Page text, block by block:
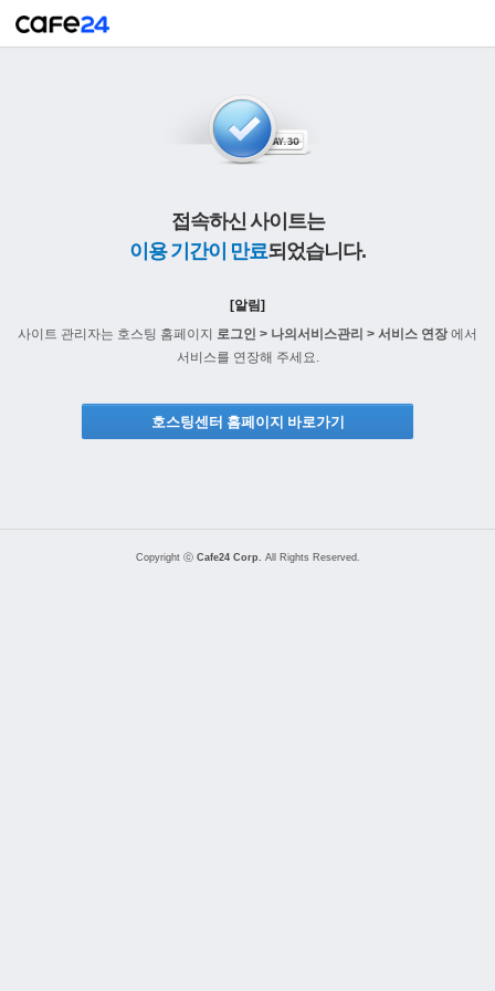
접속하신 사이트는
이용 기간이 만료되었습니다.
[알림]
사이트 관리자는 호스팅 홈페이지 로그인 > 나의서비스관리 > 서비스 연장에서
서비스를 연장해 주세요.
호스팅센터 홈페이지 바로가기
Copyright ⓒ Cafe24 Corp. All Rights Reserved.